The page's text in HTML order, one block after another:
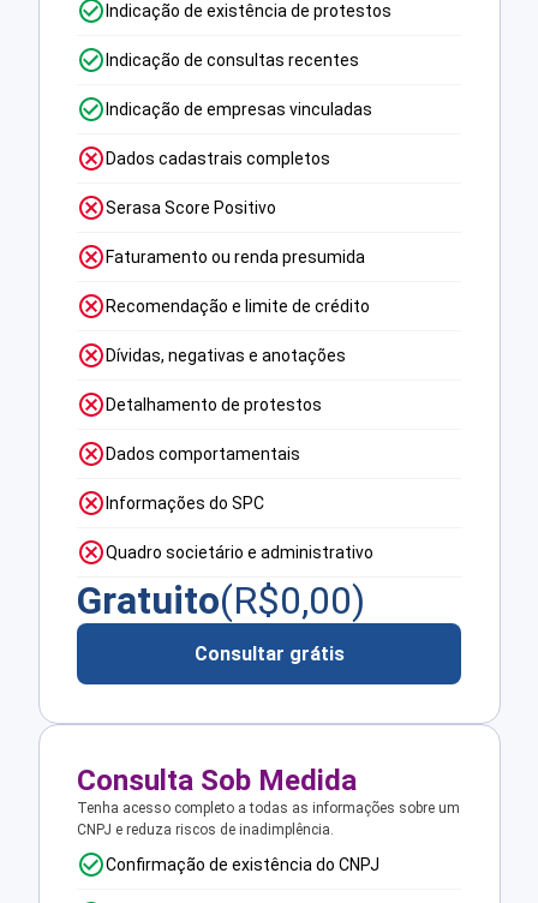
Indicação de existência de protestos
Indicação de consultas recentes
Indicação de empresas vinculadas
Dados cadastrais completos
Serasa Score Positivo
Faturamento ou renda presumida
Recomendação e limite de crédito
Dívidas, negativas e anotações
Detalhamento de protestos
Dados comportamentais
Informações do SPC
Quadro societário e administrativo
Gratuito(R$0,00)
Consultar grátis
Consulta Sob Medida
Tenha acesso completo a todas as informações sobre um
CNPJ e reduza riscos de inadimplência.
Confirmação de existência do CNPJ